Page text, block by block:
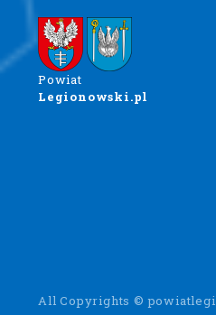
Powiat
Legionowski.pl
All Copyrights ©